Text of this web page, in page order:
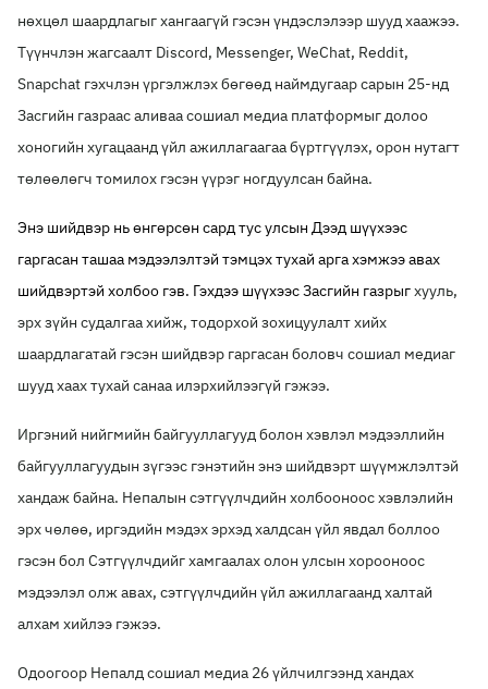
нөхцөл шаардлагыг хангаагүй гэсэн үндэслэлээр шууд хаажээ.
Түүнчлэн жагсаалт Discord, Messenger, WeChat, Reddit,
Snapchat гэхчлэн үргэлжлэх бөгөөд наймдугаар сарын 25-нд
Засгийн газраас аливаа сошиал медиа платформыг долоо
хоногийн хугацаанд үйл ажиллагаагаа бүртгүүлэх, орон нутагт
төлөөлөгч томилох гэсэн үүрэг ногдуулсан байна.
Энэ шийдвэр нь өнгөрсөн сард тус улсын Дээд шүүхээс
гаргасан ташаа мэдээлэлтэй тэмцэх тухай арга хэмжээ авах
шийдвэртэй холбоо гэв. Гэхдээ шүүхээс Засгийн газрыгхууль,
эрх зүйн судалгаа хийж, тодорхой зохицуулалт хийх
шаардлагатай гэсэн шийдвэр гаргасан боловч сошиал медиаг
шууд хаах тухай санаа илэрхийлээгүй гэжээ.
Иргэний нийгмийн байгууллагууд болон хэвлэл мэдээллийн
байгууллагуудын зүгээс гэнэтийн энэ шийдвэрт шүүмжлэлтэй
хандаж байна. Непалын сэтгүүлчдийн холбооноос хэвлэлийн
эрх чөлөө, иргэдийн мэдэх эрхэд халдсан үйл явдал боллоо
гэсэн бол Сэтгүүлчдийг хамгаалах олон улсын хорооноос
мэдээлэл олж авах, сэтгүүлчдийн үйл ажиллагаанд халтай
алхам хийлээ гэжээ.
Одоогоор Непалд сошиал медиа 26 үйлчилгээнд хандах